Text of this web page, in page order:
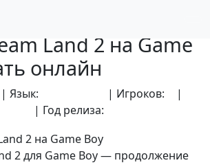
Land 2 на Game
онлайн
| Язык: | Игроков:
|
| Год релиза:
2 для Game Boy — продолжение